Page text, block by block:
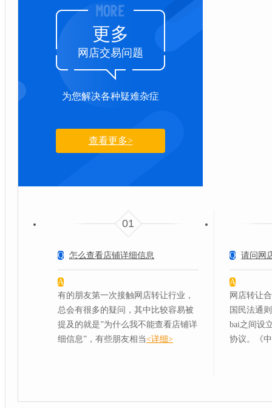
更多
网店交易问题
为您解决各种疑难杂症
查看更多>
01
Q 怎么查看店铺详细信息
A
有的朋友第一次接触网店转让行业，
总会有很多的疑问，其中比较容易被
提及的就是”为什么我不能查看店铺详
细信息”，有些朋友相当<详细>
Q 请问网
A
网店转让
国民法通
bai之间设
协议。《